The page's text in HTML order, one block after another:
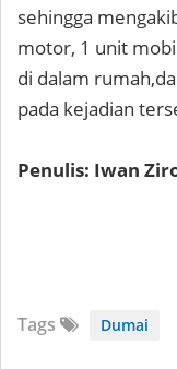
sehingga
motor, 1 unit
di dalam
pada kejadian
Penulis: Iwan
Tags Dumai